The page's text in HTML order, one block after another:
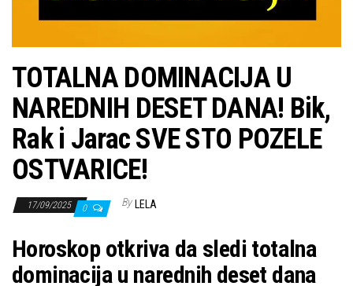
TOTALNA DOMINACIJA U
NAREDNIH DESET DANA! Bik,
Rak i Jarac SVE STO POZELE
OSTVARICE!
17/09/2025 0 By LELA
Horoskop otkriva da sledi totalna
dominacija u narednih deset dana